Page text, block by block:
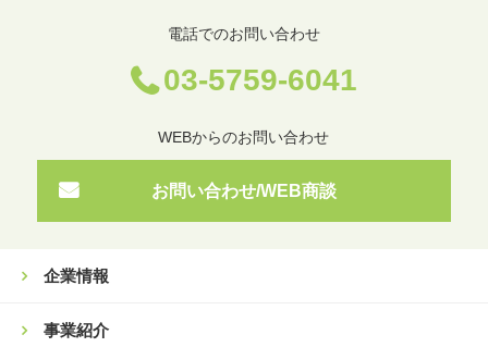
電話でのお問い合わせ
03-5759-6041
WEBからのお問い合わせ
お問い合わせ/WEB商談
企業情報
事業紹介